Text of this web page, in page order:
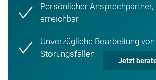
Persönlicher
erreichbar
Unverzügliche Bearbeitung von
Störungsfällen
Jetzt